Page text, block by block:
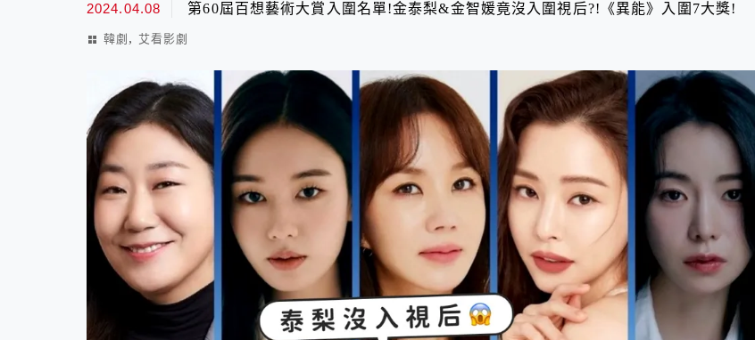
2024.04.08 第60屆百想藝術大賞入圍名單!金泰梨&金智媛竟沒入圍視后?!《異能》入圍7大獎!
韓劇 , 艾看影劇